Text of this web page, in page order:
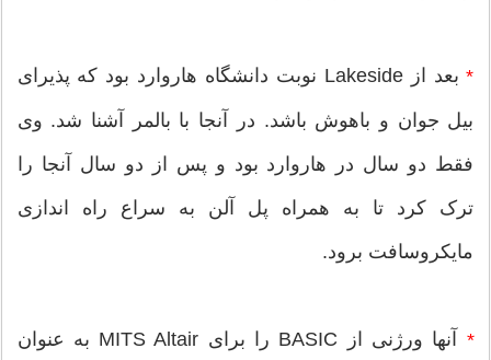
* بعد از Lakeside نوبت دانشگاه هاروارد بود که پذیرای
بیل جوان و باهوش باشد. در آنجا با بالمر آشنا شد. وی
فقط دو سال در هاروارد بود و پس از دو سال آنجا را
ترک کرد تا به همراه پل آلن به سراع راه اندازی
مایکروسافت برود.
* آنها ورژنی از BASIC را برای MITS Altair به عنوان